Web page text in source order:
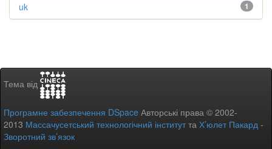
1
uk
Тема від
Програмне забезпечення DSpace Авторські права © 2002-
2013 Массачусетський технологічний інститутта Х’юлет Пакард -
Зворотний зв’язок